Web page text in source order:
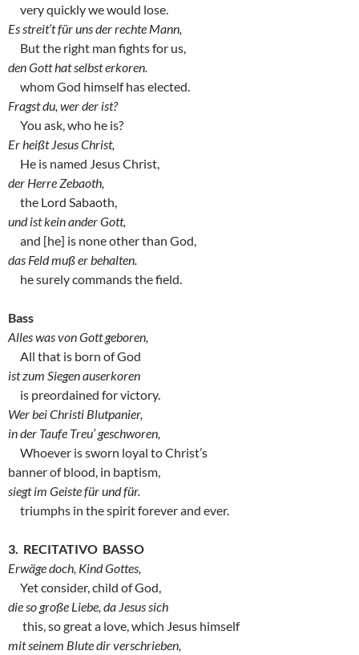
very quickly we would lose.
Es streit’t für uns der rechte Mann,
But the right man fights for us,
den Gott hat selbst erkoren.
whom God himself has elected.
Fragst du, wer der ist?
You ask, who he is?
Er heißt Jesus Christ,
He is named Jesus Christ,
der Herre Zebaoth,
the Lord Sabaoth,
und ist kein ander Gott,
and [he] is none other than God,
das Feld muß er behalten.
he surely commands the field.
Bass
Alles was von Gott geboren,
All that is born of God
ist zum Siegen auserkoren
is preordained for victory.
Wer bei Christi Blutpanier,
in der Taufe Treu’ geschworen,
Whoever is sworn loyal to Christ’s
banner of blood, in baptism,
siegt im Geiste für und für.
triumphs in the spirit forever and ever.
3. RECITATIVO BASSO
Erwäge doch, Kind Gottes,
Yet consider, child of God,
die so große Liebe, da Jesus sich
this, so great a love, which Jesus himself
mit seinem Blute dir verschrieben,